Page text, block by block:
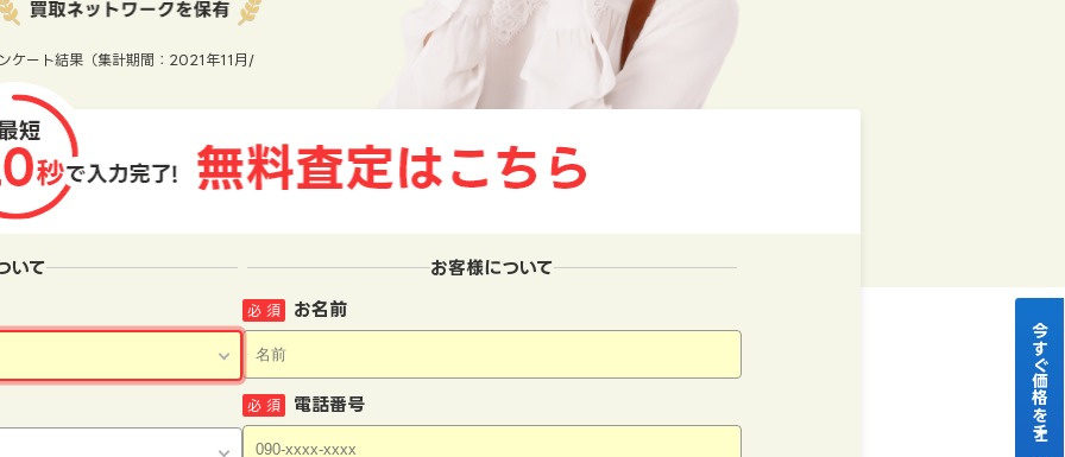
ケート結果（集計期間：2021年11月/
いて お客様について
お名前
必 須
電話番号
必 須 今すぐ価格をチェック！